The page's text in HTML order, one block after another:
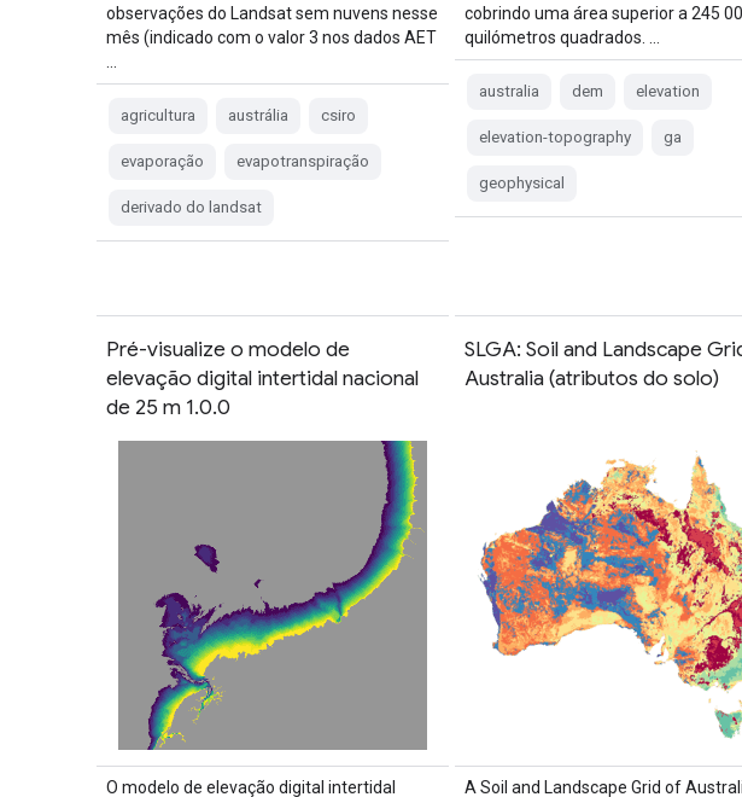
observações do Landsat sem nuvens nesse
mês (indicado com o valor 3 nos dados AET
agricultura austrália csiro
evaporação evapotranspiração
derivado do landsat
cobrindo uma área superior a 245
quilómetros quadrados. …
australia dem elevation
elevation-topography ga
geophysical
Pré-visualize o modelo de
elevação digital intertidal nacional
de 25 m 1.0.0
O modelo de elevação digital intertidal
SLGA: Soil and Landscape
Australia (atributos do solo)
A Soil and Landscape Grid of